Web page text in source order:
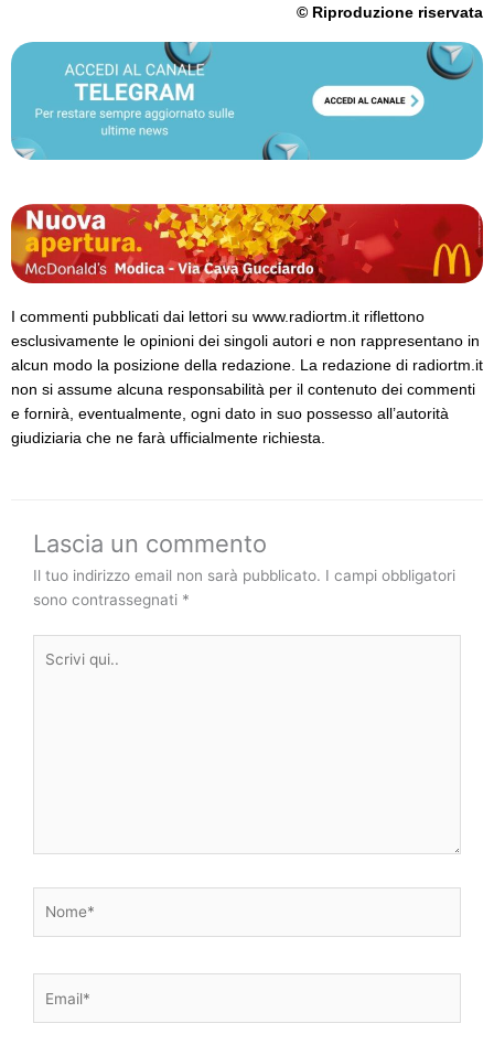
© Riproduzione riservata
I commenti pubblicati dai lettori su www.radiortm.it riflettono
esclusivamente le opinioni dei singoli autori e non rappresentano in
alcun modo la posizione della redazione. La redazione di radiortm.it
non si assume alcuna responsabilità per il contenuto dei commenti
e fornirà, eventualmente, ogni dato in suo possesso all’autorità
giudiziaria che ne farà ufficialmente richiesta.
Lascia un commento
Il tuo indirizzo email non sarà pubblicato. I campi obbligatori
sono contrassegnati *
qui..